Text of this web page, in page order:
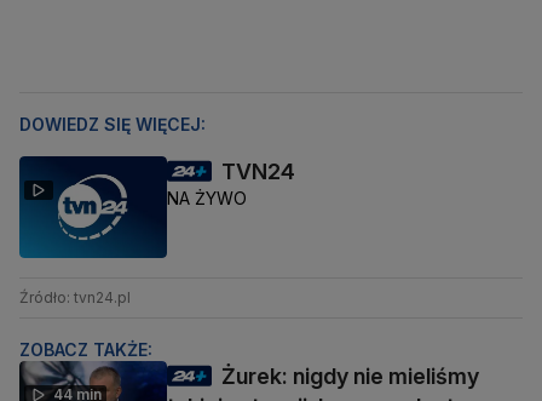
DOWIEDZ SIĘ WIĘCEJ:
TVN24
NA ŻYWO
Źródło: tvn24.pl
ZOBACZ TAKŻE:
44 min
Żurek: nigdy nie mieliśmy